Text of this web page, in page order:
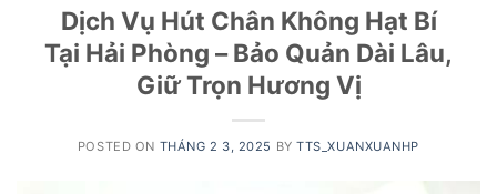
Dịch Vụ Hút Chân Không Hạt Bí
Tại Hải Phòng – Bảo Quản Dài Lâu,
Giữ Trọn Hương Vị
POSTED ON THÁNG 2 3, 2025 BYTTS_XUANXUANHP